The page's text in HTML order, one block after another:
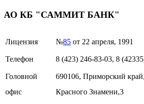
АО КБ "САММИТ БАНК"
Лицензия №85 от 22 апреля, 1991
Телефон 8 (423) 246-83-03, 8
Головной
офис
690106, Приморский
Красного Знамени,3